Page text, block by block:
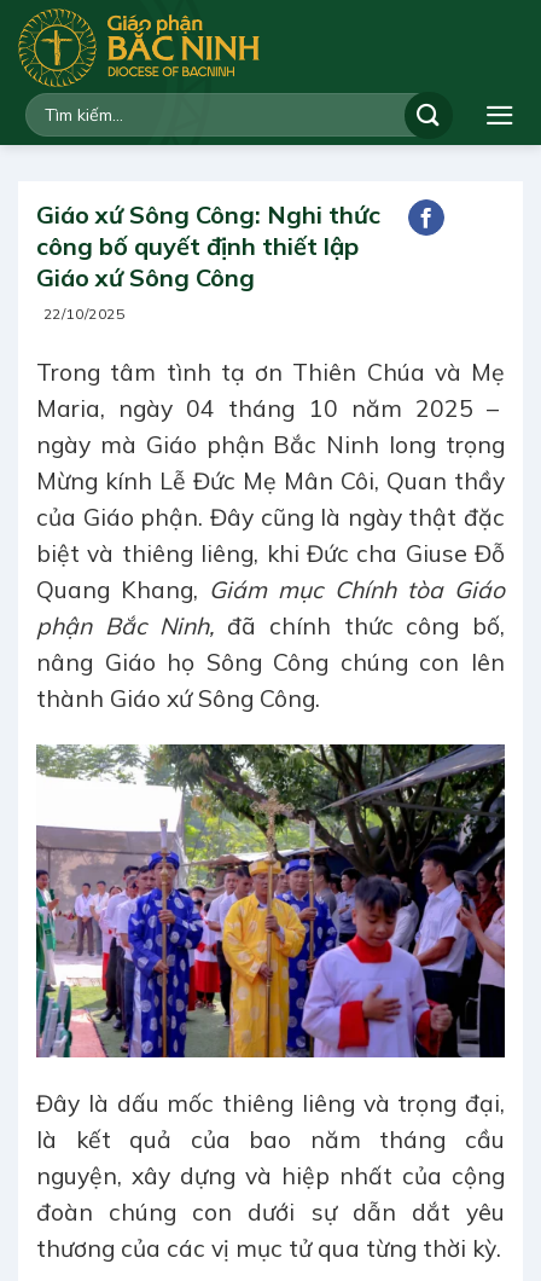
qua
dung
Giáo xứ Sông Công: Nghi thức
công bố quyết định thiết lập
Giáo xứ Sông Công
22/10/2025
Trong tâm tình tạ ơn Thiên Chúa và Mẹ
Maria, ngày 04 tháng 10 năm 2025 –
ngày mà Giáo phận Bắc Ninh long trọng
Mừng kính Lễ Đức Mẹ Mân Côi, Quan thầy
của Giáo phận. Đây cũng là ngày thật đặc
biệt và thiêng liêng, khi Đức cha Giuse Đỗ
Quang Khang, Giám mục Chính tòa Giáo
phận Bắc Ninh, đã chính thức công bố,
nâng Giáo họ Sông Công chúng con lên
thành Giáo xứ Sông Công.
Đây là dấu mốc thiêng liêng và trọng đại,
là kết quả của bao năm tháng cầu
nguyện, xây dựng và hiệp nhất của cộng
đoàn chúng con dưới sự dẫn dắt yêu
thương của các vị mục tử qua từng thời kỳ.